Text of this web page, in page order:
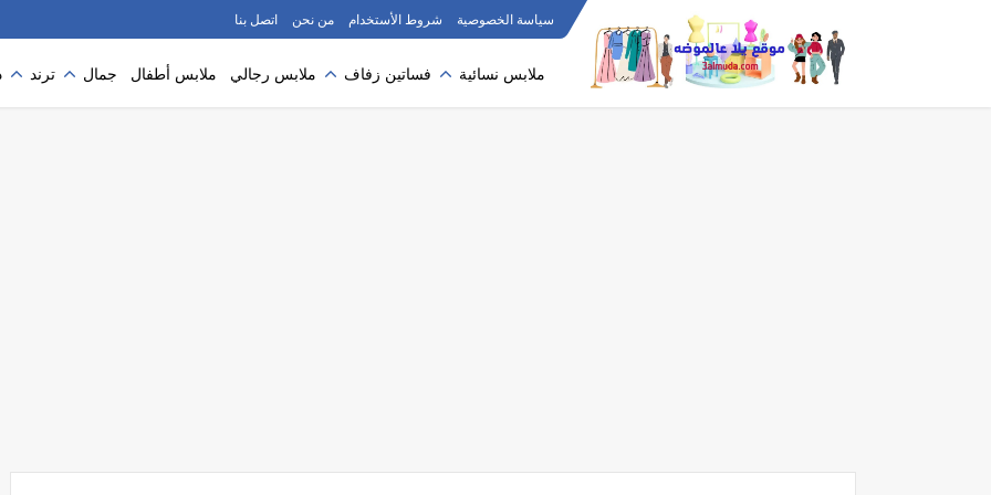
سياسة الخصوصية شروط الأستخدام من نحن اتصل بنا
ملابس نسائية فساتين زفاف ملابس رجالي ملابس أطفال جمال ترند